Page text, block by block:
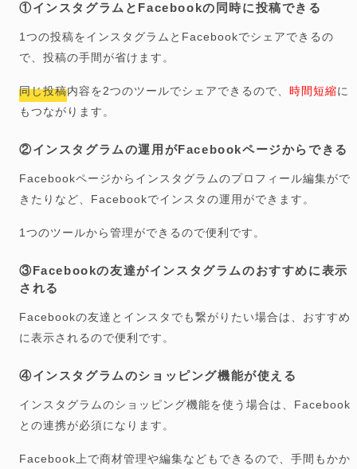
①インスタグラムとFacebookの同時に投稿できる
1つの投稿をインスタグラムとFacebookでシェアできるの
で、投稿の手間が省けます。
同じ投稿内容を2つのツールでシェアできるので、 時間短縮に
もつながります。
②インスタグラムの運用がFacebookページからできる
Facebookページからインスタグラムのプロフィール編集がで
きたりなど、Facebookでインスタの運用ができます。
1つのツールから管理ができるので便利です。
③Facebookの友達がインスタグラムのおすすめに表示
される
Facebookの友達とインスタでも繋がりたい場合は、おすすめ
に表示されるので便利です。
④インスタグラムのショッピング機能が使える
インスタグラムのショッピング機能を使う場合は、 Facebook
との連携が必須になります。
Facebook上で商材管理や編集などもできるので、手間もかか